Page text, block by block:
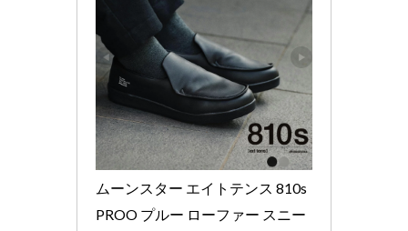
ムーンスター エイトテンス 810s
PROO プルー ローファー スニー